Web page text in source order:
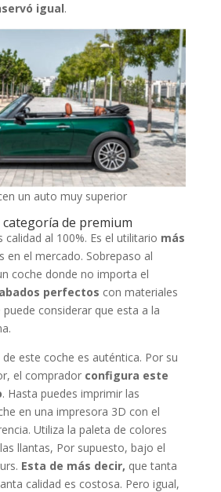
igual.
un auto muy superior
de premium
calidad al 100%. Es el utilitario más
en el mercado. Sobrepaso al
coche donde no importa el
perfectos con materiales
puede considerar que esta a la
este coche es auténtica. Por su
el comprador configura este
. Hasta puedes imprimir las
en una impresora 3D con el
Utiliza la paleta de colores
llantas, Por supuesto, bajo el
Esta de más decir, que tanta
calidad es costosa. Pero igual,